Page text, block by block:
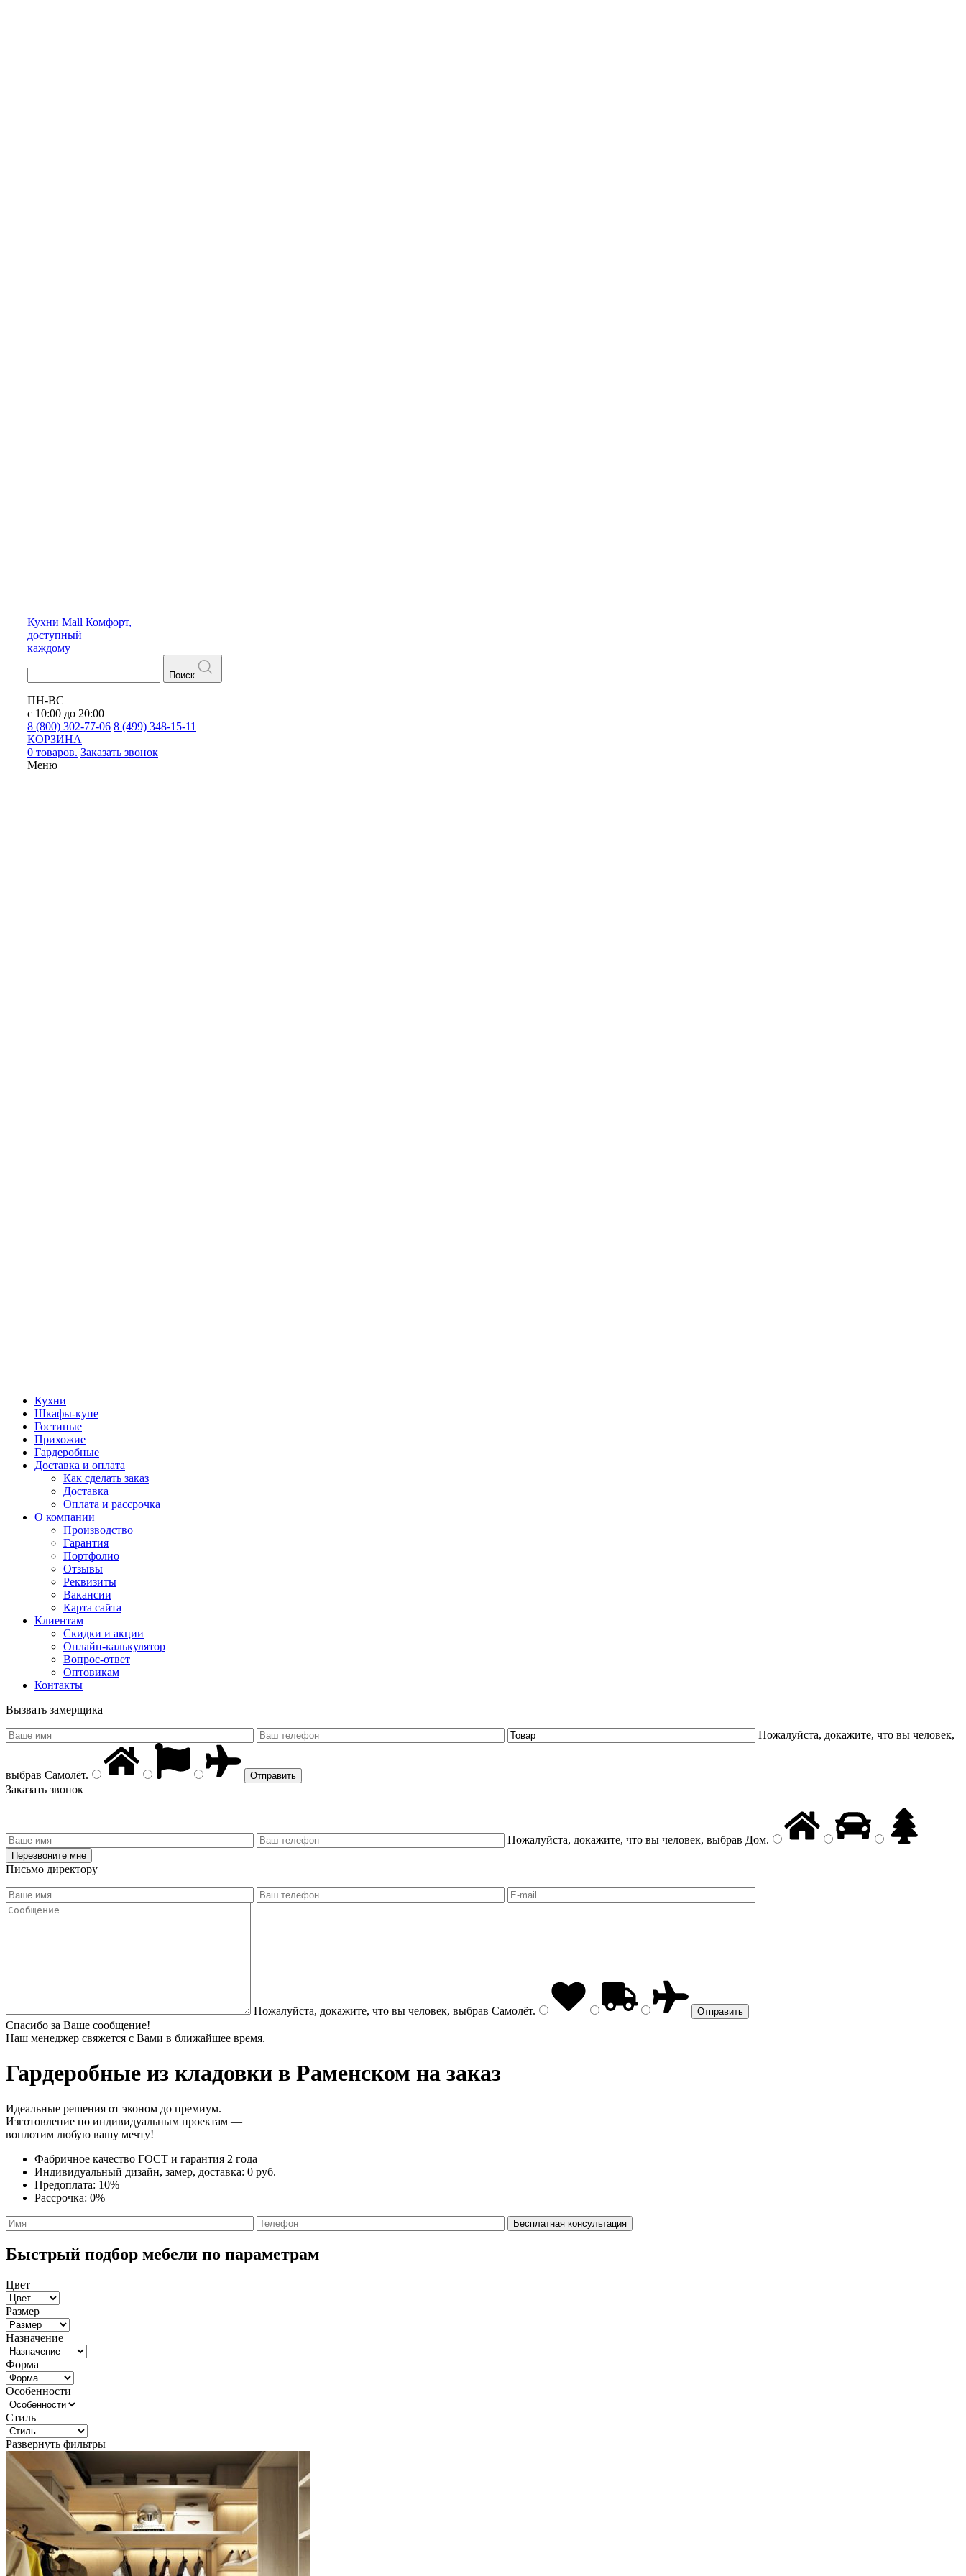
Кухни Mall Комфорт,
доступный
каждому
Поиск
ПН-ВС
с 10:00 до 20:00
8 (800) 302-77-06 8 (499) 348-15-11
КОРЗИНА
0 товаров. Заказать звонок
Меню
Кухни
Шкафы-купе
Гостиные
Прихожие
Гардеробные
Доставка и оплата
Как сделать заказ
Доставка
Оплата и рассрочка
О компании
Производство
Гарантия
Портфолио
Отзывы
Реквизиты
Вакансии
Карта сайта
Клиентам
Скидки и акции
Онлайн-калькулятор
Вопрос-ответ
Оптовикам
Контакты
Вызвать замерщика
Пожалуйста, докажите, что вы человек,
выбрав Самолёт.
Заказать звонок
Пожалуйста, докажите, что вы человек, выбрав Дом.
Письмо директору
Пожалуйста, докажите, что вы человек, выбрав Самолёт.
Спасибо за Ваше сообщение!
Наш менеджер свяжется с Вами в ближайшее время.
Гардеробные из кладовки в Раменском на заказ
Идеальные решения от эконом до премиум.
Изготовление по индивидуальным проектам —
воплотим любую вашу мечту!
Фабричное качество ГОСТ и гарантия 2 года
Индивидуальный дизайн, замер, доставка: 0 руб.
Предоплата: 10%
Рассрочка: 0%
Быстрый подбор мебели по параметрам
Цвет
Размер
Назначение
Форма
Особенности
Стиль
Развернуть фильтры